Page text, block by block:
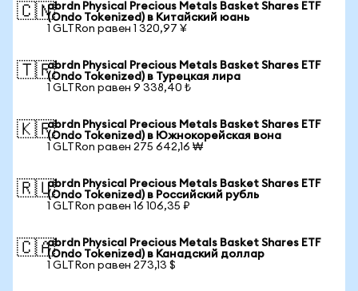
🇨🇳abrdn Physical Precious Metals Basket Shares ETF
(Ondo Tokenized) в Китайский юань
1 GLTRon равен 1 320,97 ¥
🇹🇷abrdn Physical Precious Metals Basket Shares ETF
(Ondo Tokenized) в Турецкая лира
1 GLTRon равен 9 338,40 ₺
🇰🇷abrdn Physical Precious Metals Basket Shares ETF
(Ondo Tokenized) в Южнокорейская вона
1 GLTRon равен 275 642,16 ₩
🇷🇺abrdn Physical Precious Metals Basket Shares ETF
(Ondo Tokenized) в Российский рубль
1 GLTRon равен 16 106,35 ₽
🇨🇦abrdn Physical Precious Metals Basket Shares ETF
(Ondo Tokenized) в Канадский доллар
1 GLTRon равен 273,13 $